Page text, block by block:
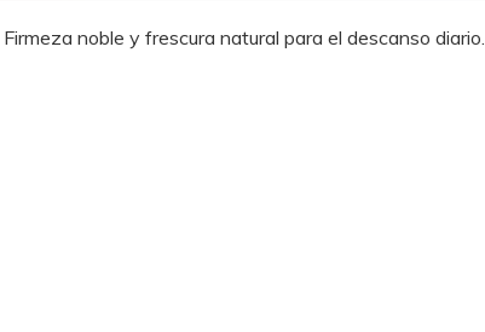
noble y frescura natural para el descanso diario.